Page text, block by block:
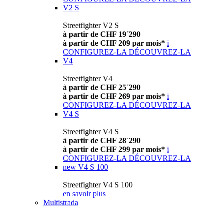
V2 S
Streetfighter V2 S
à partir de CHF 19´290
à partir de CHF 209 par mois* i
CONFIGUREZ-LA DÉCOUVREZ-LA
V4
Streetfighter V4
à partir de CHF 25´290
à partir de CHF 269 par mois* i
CONFIGUREZ-LA DÉCOUVREZ-LA
V4 S
Streetfighter V4 S
à partir de CHF 28´290
à partir de CHF 299 par mois* i
CONFIGUREZ-LA DÉCOUVREZ-LA
new V4 S 100
Streetfighter V4 S 100
en savoir plus
Multistrada